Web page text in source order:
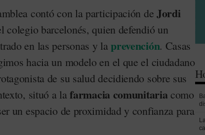
contó con la participación de Jordi
colegio barcelonés, quien defendió un
en las personas y laprevención. Casas
hacia un modelo en el que el ciudadano
de su salud decidiendo sobre sus
situó a lafarmacia comunitaria como
un espacio de proximidad y confianza para